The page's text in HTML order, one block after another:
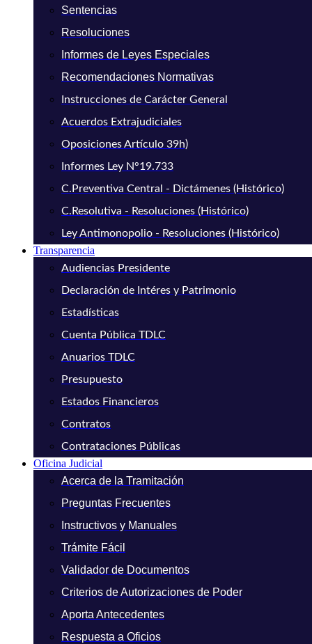
Sentencias
Resoluciones
Informes de Leyes Especiales
Recomendaciones Normativas
Instrucciones de Carácter General
Acuerdos Extrajudiciales
Oposiciones Artículo 39h)
Informes Ley N°19.733
C.Preventiva Central - Dictámenes (Histórico)
C.Resolutiva - Resoluciones (Histórico)
Ley Antimonopolio - Resoluciones (Histórico)
Transparencia
Audiencias Presidente
Declaración de Intéres y Patrimonio
Estadísticas
Cuenta Pública TDLC
Anuarios TDLC
Presupuesto
Estados Financieros
Contratos
Contrataciones Públicas
Oficina Judicial
Acerca de la Tramitación
Preguntas Frecuentes
Instructivos y Manuales
Trámite Fácil
Validador de Documentos
Criterios de Autorizaciones de Poder
Aporta Antecedentes
Respuesta a Oficios